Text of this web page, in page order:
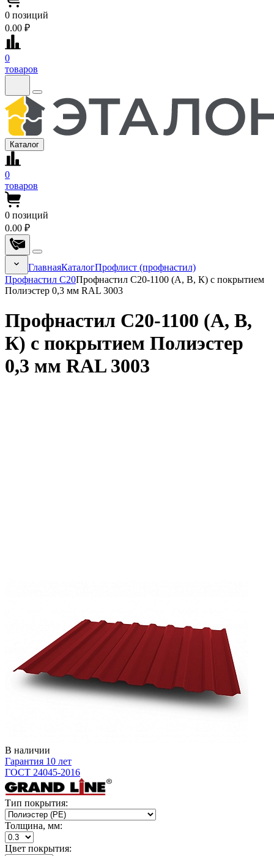
0 позиций
0.00 ₽
0
товаров
Каталог
0
товаров
0 позиций
0.00 ₽
ГлавнаяКаталогПрофлист (профнастил)
Профнастил С20Профнастил С20-1100 (А, В, К) с покрытием
Полиэстер 0,3 мм RAL 3003
Профнастил С20-1100 (А, В,
К) с покрытием Полиэстер
0,3 мм RAL 3003
В наличии
Гарантия 10 лет
ГОСТ 24045-2016
Тип покрытия:
Толщина, мм:
Цвет покрытия: